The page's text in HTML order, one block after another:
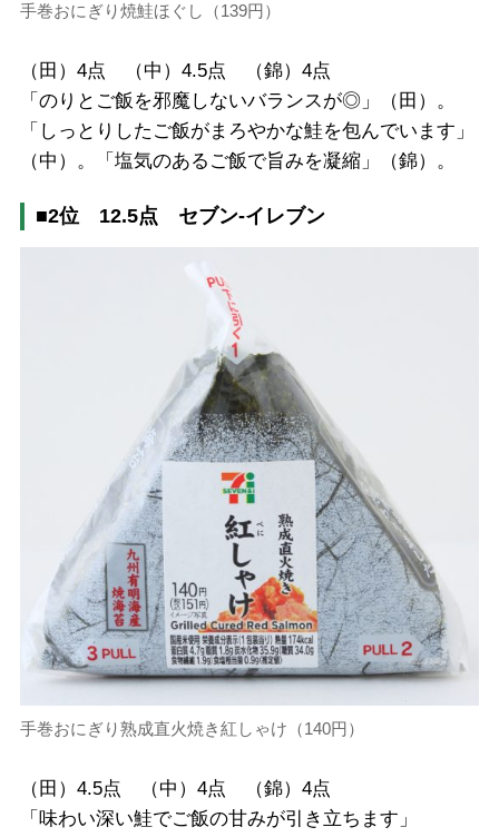
手巻おにぎり焼鮭ほぐし（139円）
（田）4点 （中）4.5点 （錦）4点
「のりとご飯を邪魔しないバランスが◎」（田）。
「しっとりしたご飯がまろやかな鮭を包んでいます」
（中）。「塩気のあるご飯で旨みを凝縮」（錦）。
■2位 12.5点 セブン-イレブン
手巻おにぎり熟成直火焼き紅しゃけ（140円）
（田）4.5点 （中）4点 （錦）4点
「味わい深い鮭でご飯の甘みが引き立ちます」